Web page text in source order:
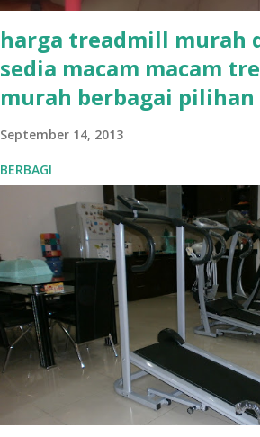
harga treadmill murah
sedia macam macam
murah berbagai pilihan
September 14, 2013
BERBAGI